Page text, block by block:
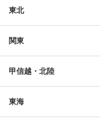
東北
関東
甲信越・北陸
東海